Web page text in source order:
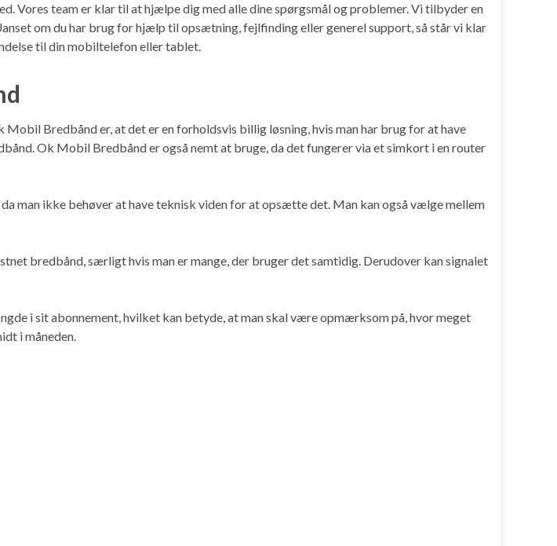
Vores team er klar til at hjælpe dig med alle dine spørgsmål og problemer. Vi tilbyder en
om du har brug for hjælp til opsætning, fejlfinding eller generel support, så står vi klar
til din mobiltelefon eller tablet.
Bredbånd er, at det er en forholdsvis billig løsning, hvis man har brug for at have
Ok Mobil Bredbånd er også nemt at bruge, da det fungerer via et simkort i en router
man ikke behøver at have teknisk viden for at opsætte det. Man kan også vælge mellem
bredbånd, særligt hvis man er mange, der bruger det samtidig. Derudover kan signalet
i sit abonnement, hvilket kan betyde, at man skal være opmærksom på, hvor meget
i måneden.